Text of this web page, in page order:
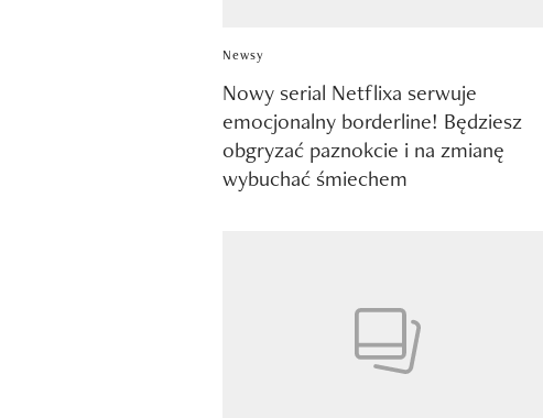
Newsy
Nowy serial Netflixa serwuje
emocjonalny borderline! Będziesz
obgryzać paznokcie i na zmianę
wybuchać śmiechem